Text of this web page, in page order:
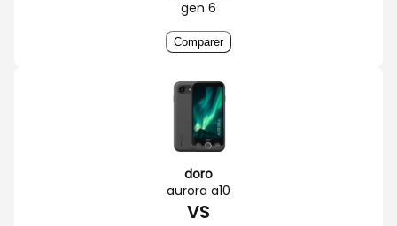
gen 6
Comparer
doro
aurora a10
VS